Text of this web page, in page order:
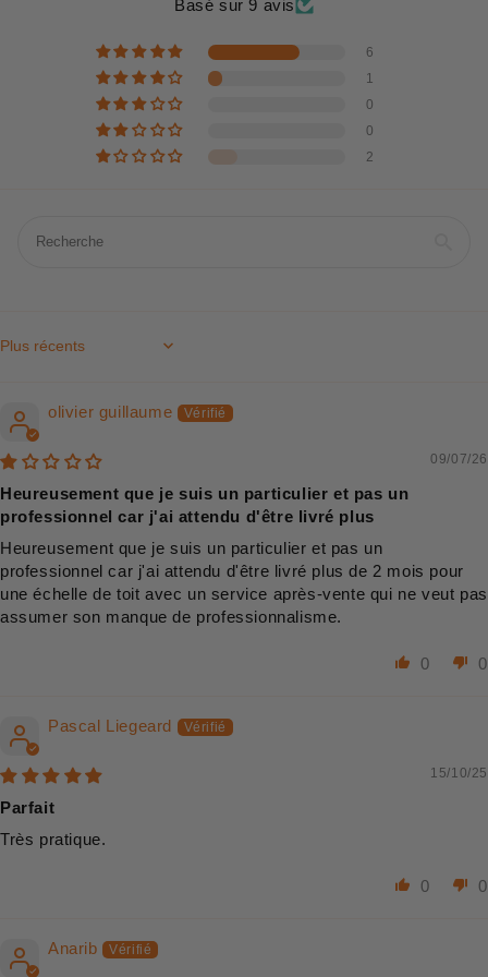
Basé sur 9 avis
6
1
0
0
2
Sort by
olivier guillaume
09/07/26
Heureusement que je suis un particulier et pas un
professionnel car j'ai attendu d'être livré plus
Heureusement que je suis un particulier et pas un
professionnel car j'ai attendu d'être livré plus de 2 mois pour
une échelle de toit avec un service après-vente qui ne veut pas
assumer son manque de professionnalisme.
0 0
Pascal Liegeard
15/10/25
Parfait
Très pratique.
0 0
Anarib